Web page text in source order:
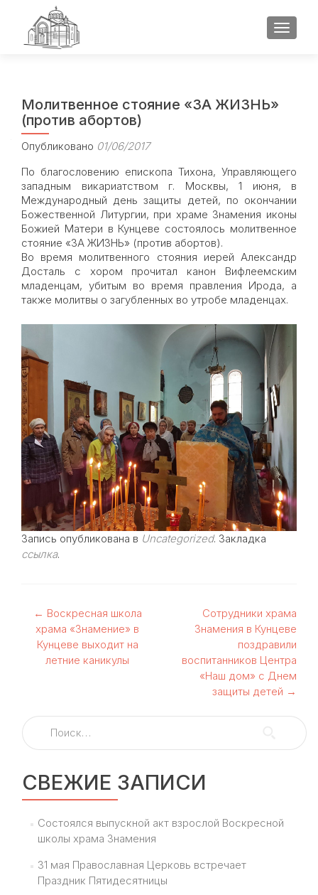
Молитвенное стояние «ЗА ЖИЗНЬ»
(против абортов)
Опубликовано 01/06/2017
По благословению епископа Тихона, Управляющего
западным викариатством г. Москвы, 1 июня, в
Международный день защиты детей, по окончании
Божественной Литургии, при храме Знамения иконы
Божией Матери в Кунцеве состоялось молитвенное
стояние «ЗА ЖИЗНЬ» (против абортов).
Во время молитвенного стояния иерей Александр
Досталь с хором прочитал канон Вифлеемским
младенцам, убитым во время правления Ирода, а
также молитвы о загубленных во утробе младенцах.
Запись опубликована в Uncategorized. Закладка
ссылка.
Навигация
по
записям
← Воскресная школа
храма «Знамение» в
Кунцеве выходит на
летние каникулы
Сотрудники храма
Знамения в Кунцеве
поздравили
воспитанников Центра
«Наш дом» с Днем
защиты детей →
Найти:
СВЕЖИЕ ЗАПИСИ
Состоялся выпускной акт взрослой Воскресной
школы храма Знамения
31 мая Православная Церковь встречает
Праздник Пятидесятницы